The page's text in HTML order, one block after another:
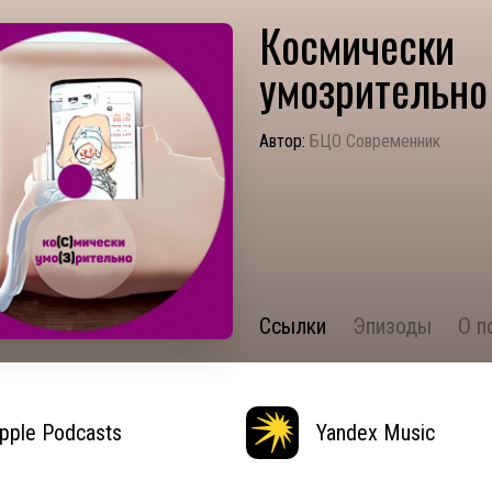
Космически
умозрительно
Автор: БЦО Современник
Ссылки Эпизоды О
Podcasts Yandex Music